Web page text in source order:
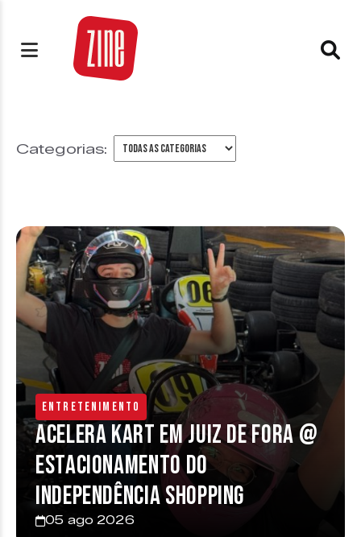
Categorias:
Entretenimento
Acelera Kart em Juiz de Fora @
estacionamento do
Independência Shopping
05 ago 2026